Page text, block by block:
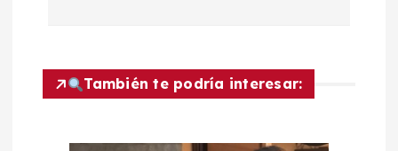
También te podría interesar: